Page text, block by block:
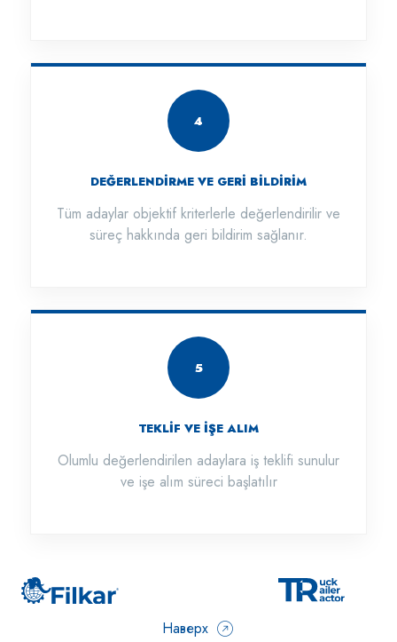
4
DEĞERLENDİRME VE GERİ BİLDİRİM
Tüm adaylar objektif kriterlerle değerlendirilir ve
süreç hakkında geri bildirim sağlanır.
5
TEKLİF VE İŞE ALIM
Olumlu değerlendirilen adaylara iş teklifi sunulur
ve işe alım süreci başlatılır
Наверх